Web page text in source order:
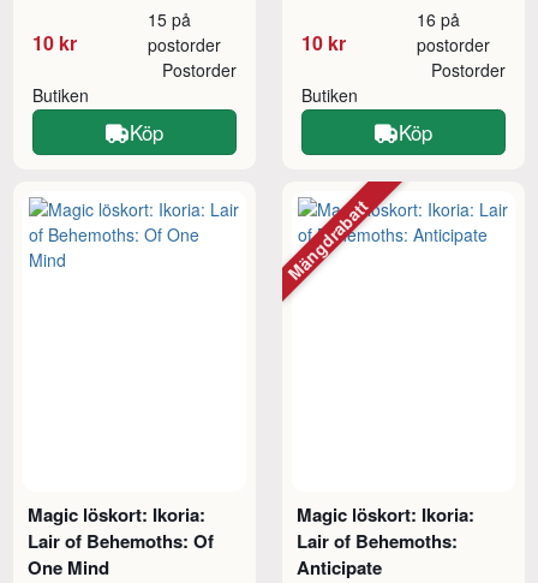
10 kr
15 på
postorder
Butiken
Postorder
Köp
10 kr
16 på
postorder
Butiken
Postorder
Köp
Magic löskort: Ikoria:
Lair of Behemoths: Of
One Mind
Magic löskort: Ikoria:
Lair of Behemoths:
Anticipate
Mängdrabatt